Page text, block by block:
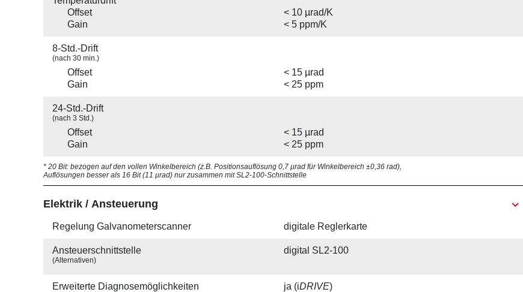
Offset
< 10 µrad/K
Gain
< 5 ppm/K
8-Std.-Drift
(nach 30 min.)
Offset
< 15 µrad
Gain
< 25 ppm
24-Std.-Drift
(nach 3 Std.)
Offset
< 15 µrad
Gain
< 25 ppm
* 20 Bit: bezogen auf den vollen Winkelbereich (z.B. Positionsauflösung 0,7 µrad für Winkelbereich ±0,36 rad),
Auflösungen besser als 16 Bit (11 µrad) nur zusammen mit SL2-100-Schnittstelle
Elektrik / Ansteuerung
Regelung Galvanometer­scanner digitale Reglerkarte
Ansteuer­schnittstelle
(Alternativen)
digital SL2-100
Erweiterte Diagnosemöglichkeiten ja (iDRIVE)